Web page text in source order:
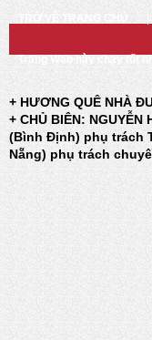
TRỞ VỀ TRANG CHỦ
Trang Web này chạy tốt
+ HƯƠNG QUÊ NHÀ
+ CHỦ BIÊN:
(Bình Định) phụ trách
Nẵng) phụ trách